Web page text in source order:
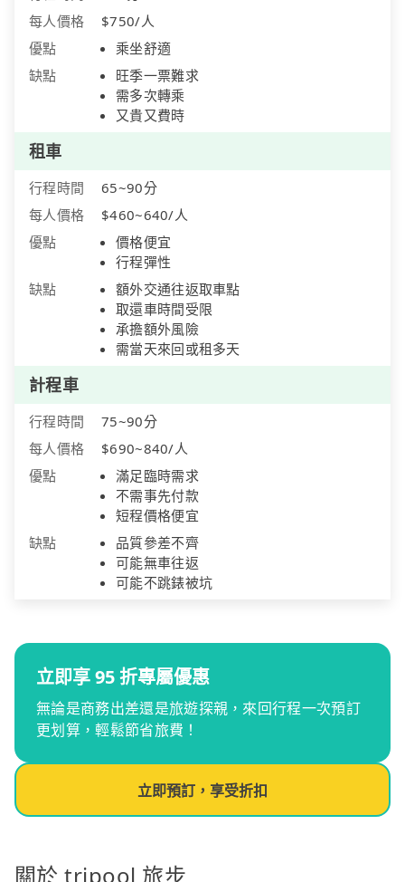
每人價格
$750/人
優點
乘坐舒適
缺點
旺季一票難求
需多次轉乘
又貴又費時
租車
行程時間
65~90分
每人價格
$460~640/人
優點
價格便宜
行程彈性
缺點
額外交通往返取車點
取還車時間受限
承擔額外風險
需當天來回或租多天
計程車
行程時間
75~90分
每人價格
$690~840/人
優點
滿足臨時需求
不需事先付款
短程價格便宜
缺點
品質參差不齊
可能無車往返
可能不跳錶被坑
立即享 95 折專屬優惠
無論是商務出差還是旅遊探親，來回行程一次預訂
更划算，輕鬆節省旅費！
立即預訂，享受折扣
關於 tripool 旅步